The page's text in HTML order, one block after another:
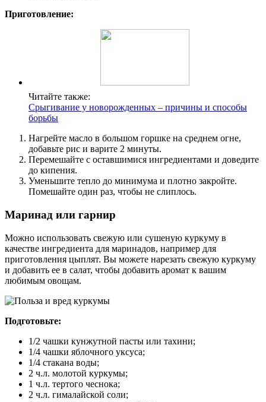
Приготовление:
Читайте также:
Срыгивание у новорожденных – причины и способы
борьбы
Нагрейте масло в большом горшке на среднем огне,
добавьте рис и варите 2 минуты.
Перемешайте с оставшимися ингредиентами и доведите
до кипения.
Уменьшите тепло до минимума и плотно закройте.
Помешайте один раз, чтобы не слиплось.
Маринад или гарнир
Можно использовать свежую или сушеную куркуму в
качестве ингредиента для маринадов, например для
приготовления цыплят. Вы можете нарезать свежую куркуму
и добавить ее в салат, чтобы добавить аромат к вашим
любимым овощам.
Подготовьте:
1/2 чашки кунжутной пасты или тахини;
1/4 чашки яблочного уксуса;
1/4 стакана воды;
2 ч.л. молотой куркумы;
1 ч.л. тертого чеснока;
2 ч.л. гималайской соли;